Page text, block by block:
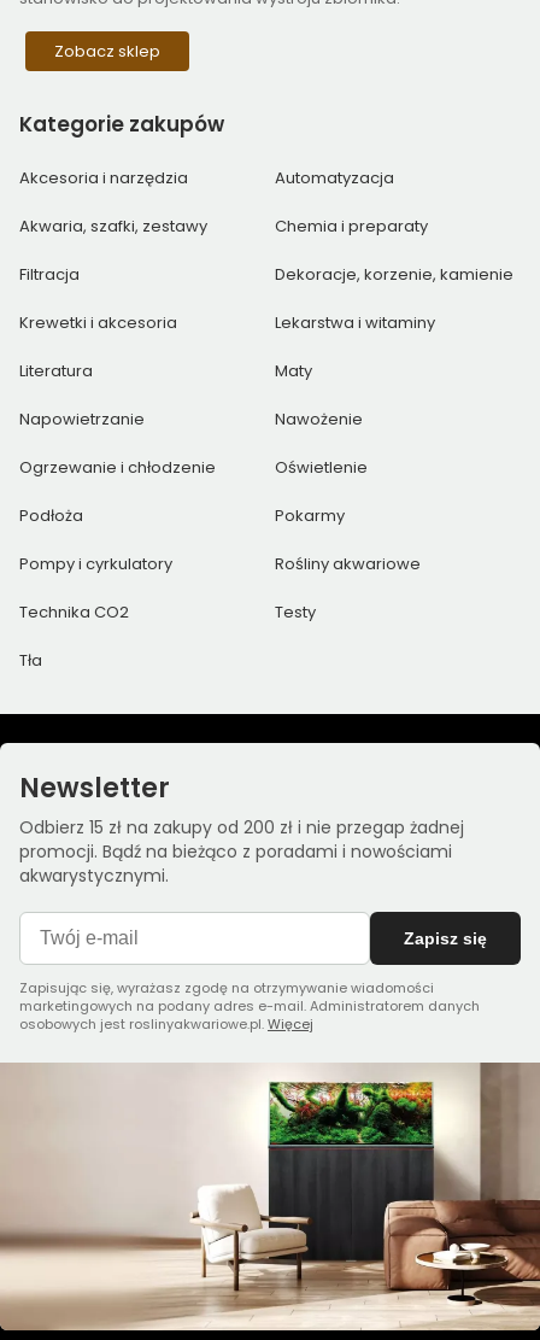
Zobacz sklep
Kategorie zakupów
Akcesoria i narzędzia Automatyzacja
Akwaria, szafki, zestawy Chemia i preparaty
Filtracja Dekoracje, korzenie, kamienie
Krewetki i akcesoria Lekarstwa i witaminy
Literatura Maty
Napowietrzanie Nawożenie
Ogrzewanie i chłodzenie Oświetlenie
Podłoża Pokarmy
Pompy i cyrkulatory Rośliny akwariowe
Technika CO2 Testy
Tła
Newsletter
Odbierz 15 zł na zakupy od 200 zł i nie przegap żadnej
promocji. Bądź na bieżąco z poradami i nowościami
akwarystycznymi.
Zapisz się
Zapisując się, wyrażasz zgodę na otrzymywanie wiadomości
marketingowych na podany adres e-mail. Administratorem danych
osobowych jest roslinyakwariowe.pl.Więcej